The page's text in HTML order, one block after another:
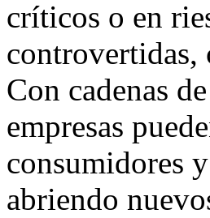
críticos o en
controvertidas,
Con cadenas
empresas
consumidores
abriendo